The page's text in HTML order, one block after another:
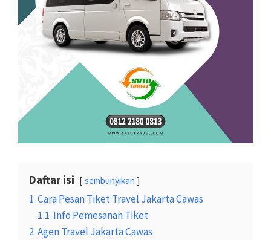
Daftar isi sembunyikan
1 Cara Pesan Tiket Travel Jakarta Cawas
1.1 Info Pemesanan Tiket
2 Agen Travel Jakarta Cawas